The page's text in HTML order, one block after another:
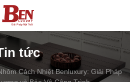
tức
Cách Nhiệt Benluxury: Giải Pháp